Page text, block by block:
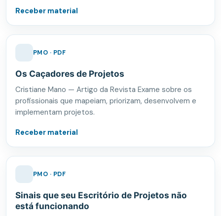
Receber material
PMO · PDF
Os Caçadores de Projetos
Cristiane Mano — Artigo da Revista Exame sobre os
profissionais que mapeiam, priorizam, desenvolvem e
implementam projetos.
Receber material
PMO · PDF
Sinais que seu Escritório de Projetos não
está funcionando